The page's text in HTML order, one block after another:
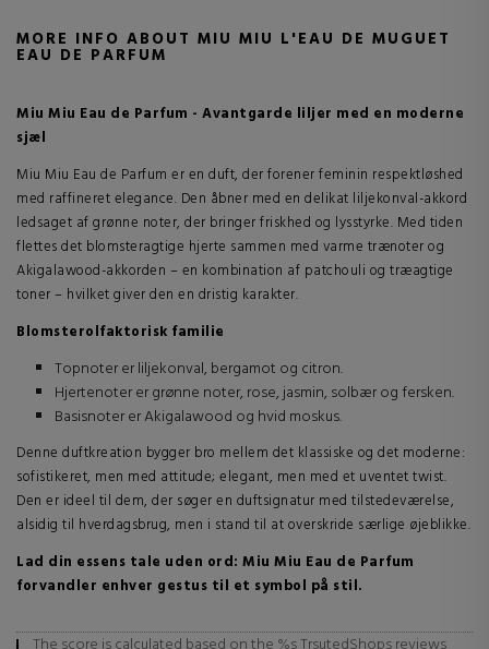
MORE INFO ABOUT MIU MIU L'EAU DE MUGUET
EAU DE PARFUM
Miu Miu Eau de Parfum - Avantgarde liljer med en moderne
sjæl
Miu Miu Eau de Parfum er en duft, der forener feminin respektløshed
med raffineret elegance. Den åbner med en delikat liljekonval-akkord
ledsaget af grønne noter, der bringer friskhed og lysstyrke. Med tiden
flettes det blomsteragtige hjerte sammen med varme trænoter og
Akigalawood-akkorden – en kombination af patchouli og træagtige
toner – hvilket giver den en dristig karakter.
Blomsterolfaktorisk familie
Topnoter er liljekonval, bergamot og citron.
Hjertenoter er grønne noter, rose, jasmin, solbær og fersken.
Basisnoter er Akigalawood og hvid moskus.
Denne duftkreation bygger bro mellem det klassiske og det moderne:
sofistikeret, men med attitude; elegant, men med et uventet twist.
Den er ideel til dem, der søger en duftsignatur med tilstedeværelse,
alsidig til hverdagsbrug, men i stand til at overskride særlige øjeblikke.
Lad din essens tale uden ord: Miu Miu Eau de Parfum
forvandler enhver gestus til et symbol på stil.